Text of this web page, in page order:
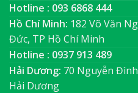
Hotline : 093 6868 444
Hồ Chí Minh: 182 Võ Văn
Đức, TP Hồ Chí Minh
Hotline : 0937 913 489
Hải Dương: 70 Nguyễn
Hải Dương